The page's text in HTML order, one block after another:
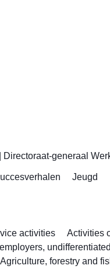
Directoraat-generaal
Jeugd
activities
Activities
Agriculture, forestry and